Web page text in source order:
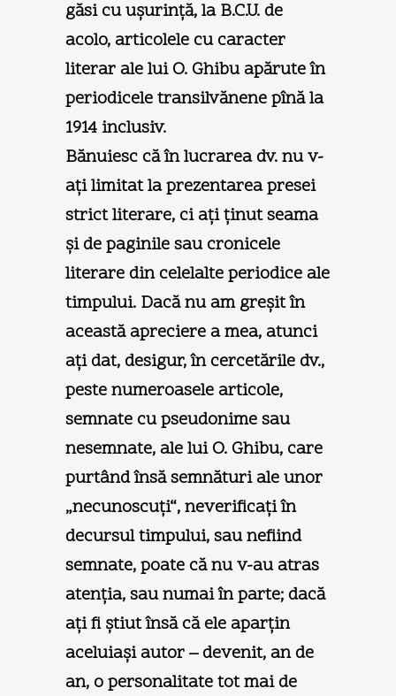
găsi cu uşurinţă, la B.C.U. de
acolo, articolele cu caracter
literar ale lui O. Ghibu apărute în
periodicele transilvănene pînă la
1914 inclusiv.
Bănuiesc că în lucrarea dv. nu v-
aţi limitat la prezentarea presei
strict literare, ci aţi ţinut seama
şi de paginile sau cronicele
literare din celelalte periodice ale
timpului. Dacă nu am greşit în
această apreciere a mea, atunci
aţi dat, desigur, în cercetările dv.,
peste numeroasele articole,
semnate cu pseudonime sau
nesemnate, ale lui O. Ghibu, care
purtând însă semnături ale unor
„necunoscuţi“, neverificaţi în
decursul timpului, sau nefiind
semnate, poate că nu v-au atras
atenţia, sau numai în parte; dacă
aţi fi ştiut însă că ele aparţin
aceluiaşi autor – devenit, an de
an, o personalitate tot mai de